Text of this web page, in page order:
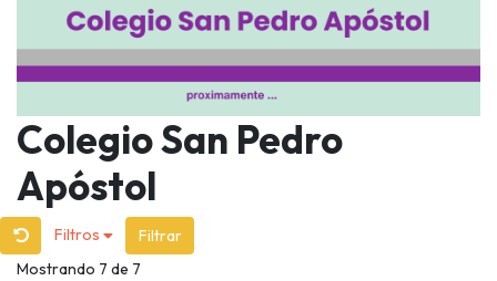
Colegio San Pedro
Apóstol
Filtros
Filtrar
Mostrando 7 de 7